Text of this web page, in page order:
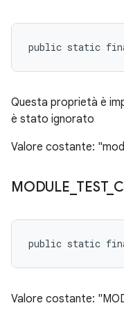
public static final
Questa proprietà è
è stato ignorato
Valore costante:
MODULE TEST_
public static final
Valore costante: